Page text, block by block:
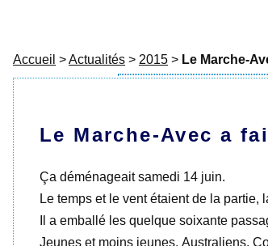
Accueil >Actualités > 2015 > Le Marche-
Le Marche-Avec a
Ça déménageait samedi 14 juin.
Le temps et le vent étaient de la partie,
Il a emballé les quelque soixante
Jeunes et moins jeunes, Australiens,